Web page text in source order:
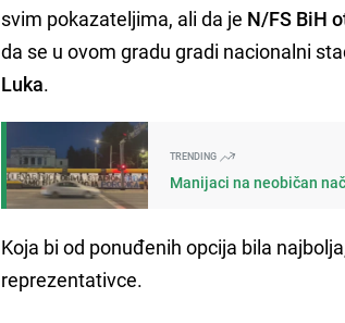
svim pokazateljima, ali da je N/FS BiH
da se u ovom gradu gradi nacionalni
Luka.
TRENDING
Manijaci na neobičan
Koja bi od ponuđenih opcija bila
reprezentativce.